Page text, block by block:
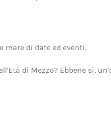
mare di date ed eventi.
di Mezzo? Ebbene sì,